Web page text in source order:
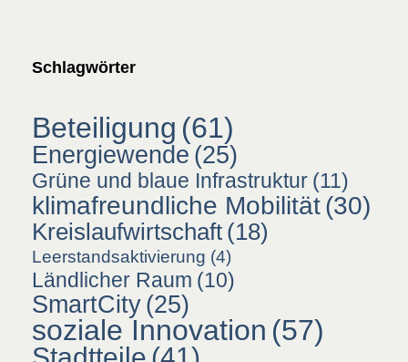
Schlagwörter
Beteiligung (61)
Energiewende (25)
Grüne und blaue Infrastruktur (11)
klimafreundliche Mobilität(30)
Kreislaufwirtschaft (18)
Leerstandsaktivierung (4)
Ländlicher Raum (10)
SmartCity(25)
soziale Innovation (57)